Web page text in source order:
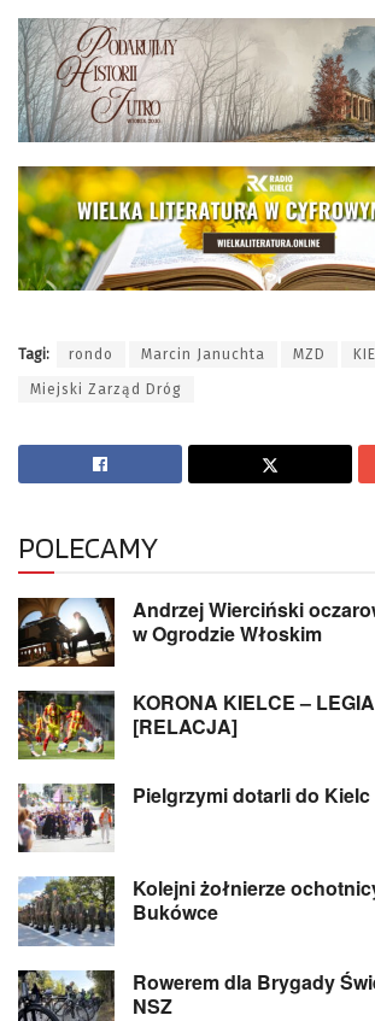
Tagi: rondo Marcin Januchta MZD
Miejski Zarząd Dróg
POLECAMY
Andrzej Wierciński
w Ogrodzie Włoskim
KORONA KIELCE –
[RELACJA]
Pielgrzymi dotarli do Kielc
Kolejni żołnierze
Bukówce
Rowerem dla Brygady
NSZ